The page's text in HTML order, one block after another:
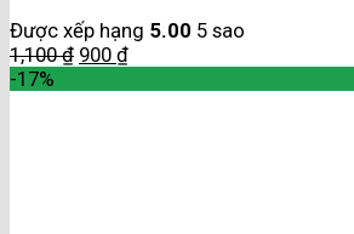
Được xếp hạng 5.00 5 sao
1,100₫ 900 ₫
-17%